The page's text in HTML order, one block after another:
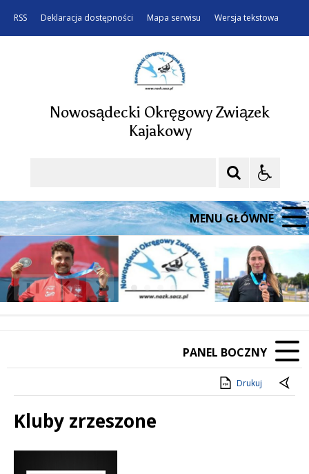
RSS Deklaracja dostępności Mapa serwisu Wersja tekstowa
Nowosądecki Okręgowy Związek
Kajakowy
MENU GŁÓWNE
Poprzedni Element
Następny Element
❚❚
PANEL BOCZNY
Drukuj
Kluby zrzeszone
Treść